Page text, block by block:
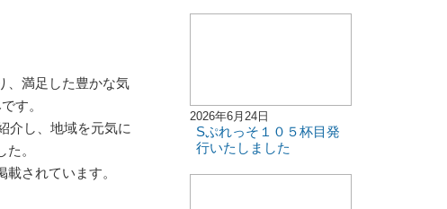
、満足した豊かな気
す。
介し、地域を元気に
。
されています。
2026年6月24日
Sぷれっそ１０５杯目発
行いたしました